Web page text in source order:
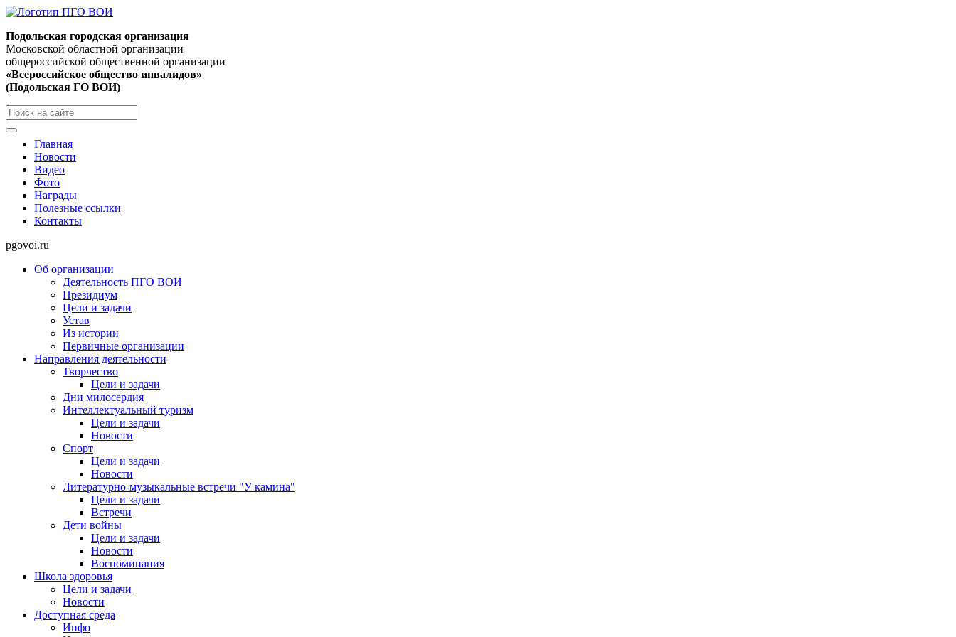
Подольская городская организация
Московской областной организации
общероссийской общественной организации
«Всероссийское общество инвалидов»
(Подольская ГО ВОИ)
Главная
Новости
Видео
Фото
Награды
Полезные ссылки
Контакты
pgovoi.ru
Об организации
Деятельность ПГО ВОИ
Президиум
Цели и задачи
Устав
Из истории
Первичные организации
Направления деятельности
Творчество
Цели и задачи
Дни милосердия
Интеллектуальный туризм
Цели и задачи
Новости
Спорт
Цели и задачи
Новости
Литературно-музыкальные встречи "У камина"
Цели и задачи
Встречи
Дети войны
Цели и задачи
Новости
Воспоминания
Школа здоровья
Цели и задачи
Новости
Доступная среда
Инфо